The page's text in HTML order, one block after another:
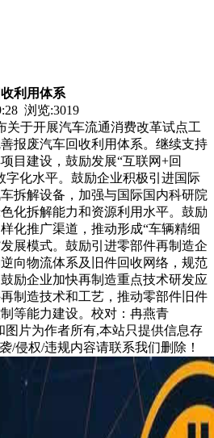
利用体系
浏览:3019
关于开展汽车流通消费改革试点工
报废汽车回收利用体系。继续支持
目建设，鼓励发展“互联网+回
字化水平。鼓励企业积极引进国际
拆解设备，加强与国际国内科研院
化拆解能力和资源利用水平。鼓励
化推广渠道，推动形成“车辆精细
展模式。鼓励引进零部件再制造企
向物流体系及旧件回收网络，规范
励企业加快再制造重点技术研发应
制造技术和工艺，推动零部件旧件
等能力建设。校对：冉燕青
图片为作者所有,本站只提供信息存
/侵权/违规内容请联系我们删除！